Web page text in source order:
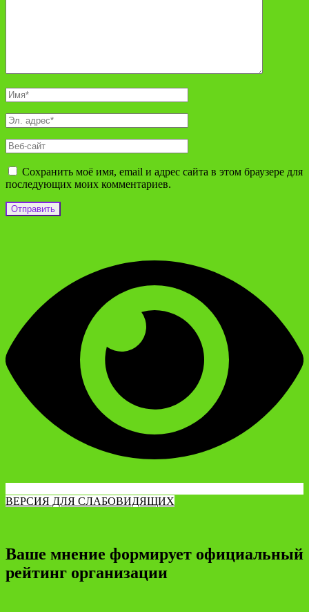
Сохранить моё имя, email и адрес сайта в этом браузере для
последующих моих комментариев.
ВЕРСИЯ ДЛЯ СЛАБОВИДЯЩИХ
Ваше мнение формирует официальный
рейтинг организации